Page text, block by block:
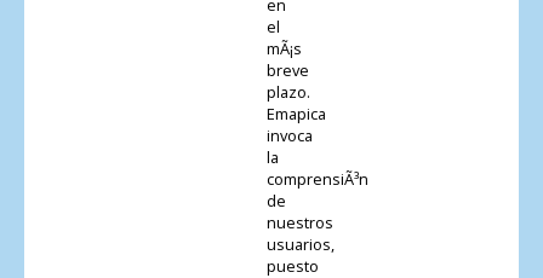
en
el
mÃ¡s
breve
plazo.
Emapica
invoca
la
comprensiÃ³n
de
nuestros
usuarios,
puesto